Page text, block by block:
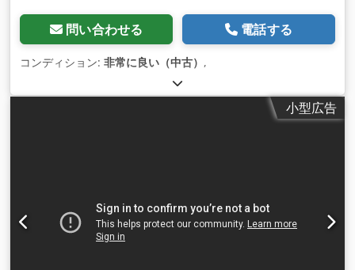
問い合わせる 電話する
コンディション: 非常に良い（中古） ,
小型広告